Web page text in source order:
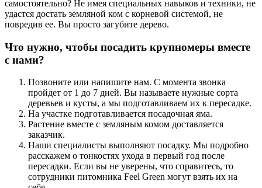
самостоятельно? Не имея специальных навыков и техники, не
удастся достать земляной ком с корневой системой, не
повредив ее. Вы просто загубите дерево.
Что нужно, чтобы посадить крупномеры вместе
с нами?
Позвоните или напишите нам. С момента звонка
пройдет от 1 до 7 дней. Вы называете нужные сорта
деревьев и кусты, а мы подготавливаем их к пересадке.
На участке подготавливается посадочная яма.
Растение вместе с земляным комом доставляется
заказчик.
Наши специалисты выполняют посадку. Мы подробно
расскажем о тонкостях ухода в первый год после
пересадки. Если вы не уверены, что справитесь, то
сотрудники питомника Feel Green могут взять их на